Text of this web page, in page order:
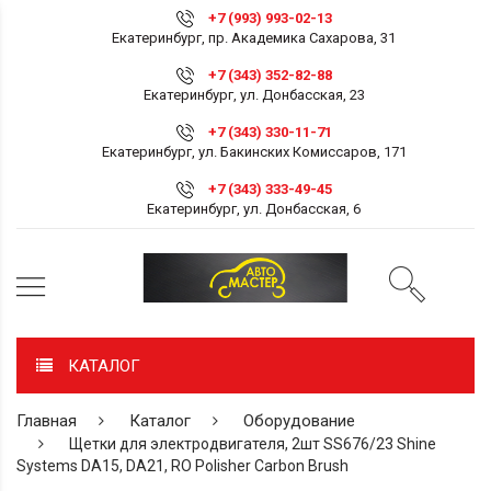
+7 (993) 993-02-13
Екатеринбург, пр. Академика Сахарова, 31
+7 (343) 352-82-88
Екатеринбург, ул. Донбасская, 23
+7 (343) 330-11-71
Екатеринбург, ул. Бакинских Комиссаров, 171
+7 (343) 333-49-45
Екатеринбург, ул. Донбасская, 6
КАТАЛОГ
Главная Каталог Оборудование
Щетки для электродвигателя, 2шт SS676/23 Shine
Systems DA15, DA21, RO Polisher Carbon Brush